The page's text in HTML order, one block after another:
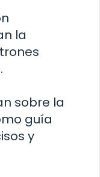
la
sobre la
guía
y